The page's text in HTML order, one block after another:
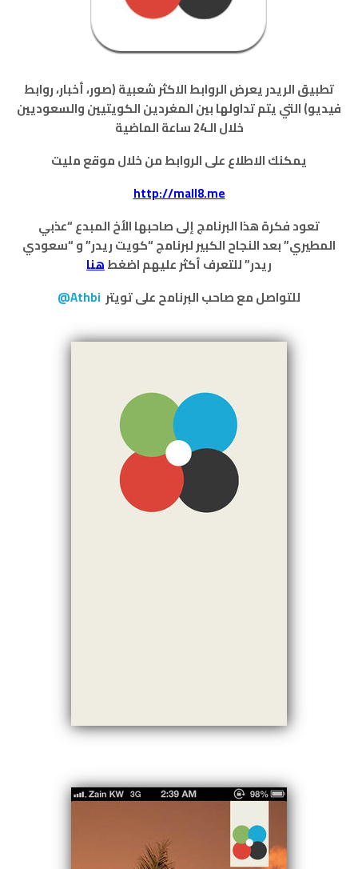
تطبيق الريدر يعرض الروابط الاكثر شعبية (صور، أخبار، روابط
فيديو) التي يتم تداولها بين المغردين الكويتيين والسعوديين
خلال الـ24 ساعة الماضية
يمكنك الاطلاع على الروابط من خلال موقع مليت
http://mall8.me
تعود فكرة هذا البرنامج إلى صاحبها الأخ المبدع “عذبي
المطيري” بعد النجاح الكبير لبرنامج “كويت ريدر” و “سعودي
ريدر” للتعرف أكثر عليهم اضغطهنا
للتواصل مع صاحب البرنامح على تويتر